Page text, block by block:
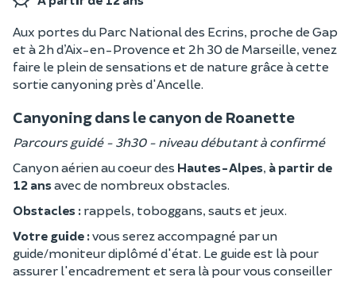
Aux portes du Parc National des Ecrins, proche de Gap
et à 2h d’Aix-en-Provence et 2h 30 de Marseille, venez
faire le plein de sensations et de nature grâce à cette
sortie canyoning près d'Ancelle.
Canyoning dans le canyon de Roanette
Parcours guidé - 3h30 - niveau débutant à confirmé
Canyon aérien au coeur des Hautes-Alpes, à partir de
12 ansavec de nombreux obstacles.
Obstacles : rappels, toboggans, sauts et jeux.
Votre guide :vous serez accompagné par un
guide/moniteur diplômé d'état. Le guide est là pour
assurer l'encadrement et sera là pour vous conseiller